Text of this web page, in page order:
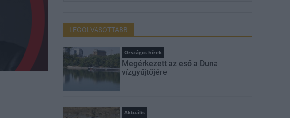
LEGOLVASOTTABB
Országos hírek
Megérkezett az eső a Duna
vízgyűjtőjére
Aktuális